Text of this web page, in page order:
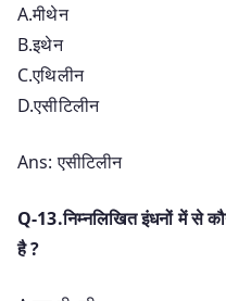
A.मीथेन
B.इथेन
C.एथिलीन
D.एसीटिलीन
Ans: एसीटिलीन
Q-13.निम्नलिखित इंधनों में से
है ?